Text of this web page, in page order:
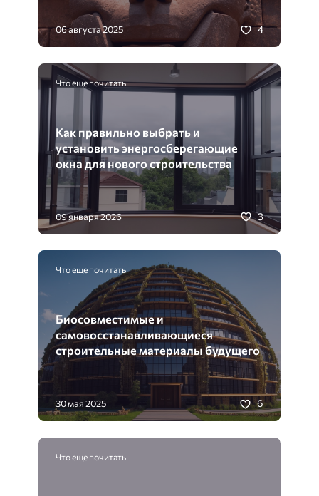
06 августа 2025 4
Что еще почитать
Как правильно выбрать и
установить энергосберегающие
окна для нового строительства
09 января 2026 3
Что еще почитать
Биосовместимые и
самовосстанавливающиеся
строительные материалы будущего
30 мая 2025 6
Что еще почитать